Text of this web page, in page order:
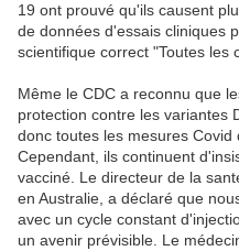
19 ont prouvé qu'ils causent
de données d'essais cliniques
scientifique correct "Toutes les
Même le CDC a reconnu que
protection contre les variantes
donc toutes les mesures
Cependant, ils continuent
vacciné. Le directeur de la
en Australie, a déclaré que
avec un cycle constant
un avenir prévisible. Le